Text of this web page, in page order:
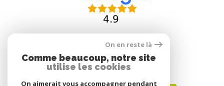
ADHÉRENTS
On en reste là
Comme beaucoup, notre site
utilise les cookies
On aimerait vous accompagner pendant